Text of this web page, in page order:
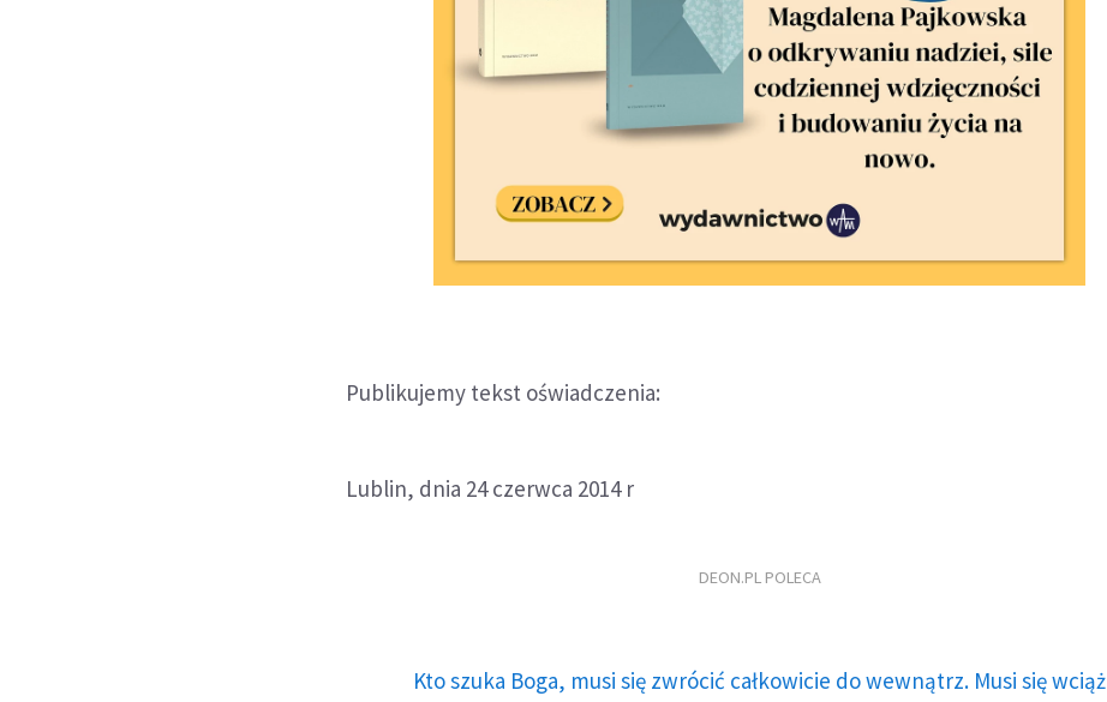
Publikujemy tekst oświadczenia:
Lublin, dnia 24 czerwca 2014 r
DEON.PL POLECA
Kto szuka Boga, musi się zwrócić całkowicie do wewnątrz. Musi się wciąż